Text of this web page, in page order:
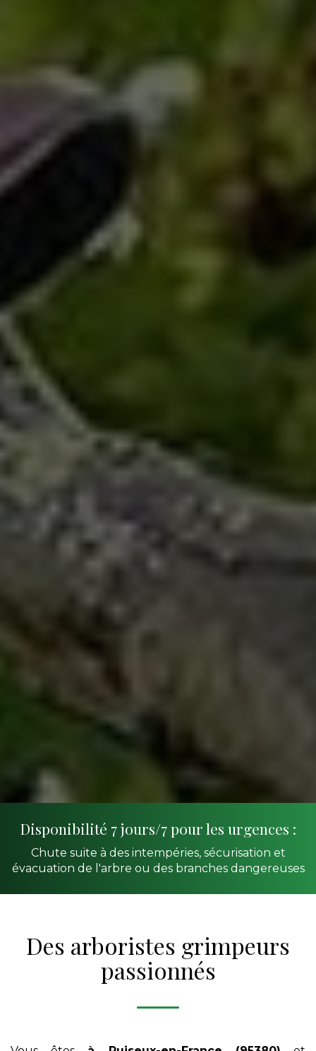
Disponibilité 7 jours/7 pour les urgences :
Chute suite à des intempéries, sécurisation et
évacuation de l'arbre ou des branches dangereuses
Des arboristes grimpeurs
passionnés